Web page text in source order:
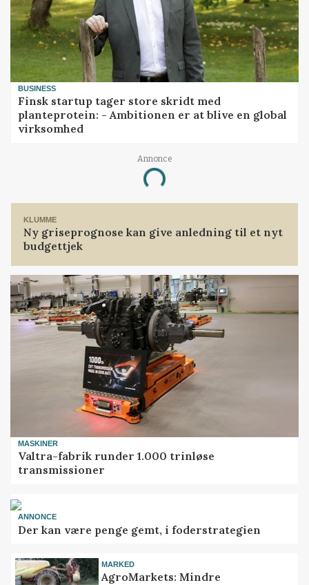
BUSINESS
Finsk startup tager store skridt med
planteprotein: - Ambitionen er at blive en global
virksomhed
Annonce
Loading...
KLUMME
Ny griseprognose kan give anledning til et nyt
budgettjek
MASKINER
Valtra-fabrik runder 1.000 trinløse
transmissioner
ANNONCE
Der kan være penge gemt, i foderstrategien
MARKED
AgroMarkets: Mindre